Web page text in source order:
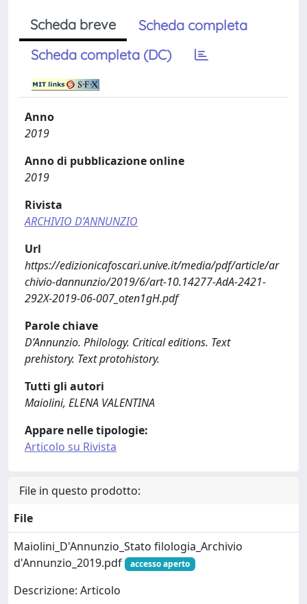
Scheda breve
Scheda completa
Scheda completa (DC)
Anno
2019
Anno di pubblicazione online
2019
Rivista
ARCHIVIO D’ANNUNZIO
Url
https://edizionicafoscari.unive.it/media/pdf/article/ar
chivio-dannunzio/2019/6/art-10.14277-AdA-2421-
292X-2019-06-007_oten1gH.pdf
Parole chiave
D’Annunzio. Philology. Critical editions. Text
prehistory. Text protohistory.
Tutti gli autori
Maiolini, ELENA VALENTINA
Appare nelle tipologie:
Articolo su Rivista
File in questo prodotto:
File
Maiolini_D'Annunzio_Stato filologia_Archivio
d'Annunzio_2019.pdf
accesso aperto
Descrizione: Articolo